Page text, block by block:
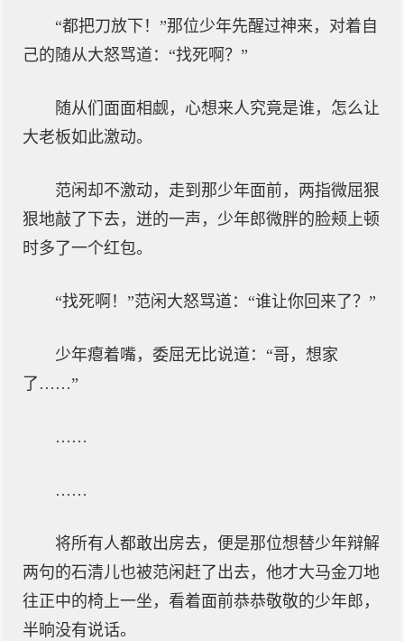
“都把刀放下！”那位少年先醒过神来，对着自
己的随从大怒骂道：“找死啊？”
随从们面面相觑，心想来人究竟是谁，怎么让
大老板如此激动。
范闲却不激动，走到那少年面前，两指微屈狠
狠地敲了下去，迸的一声，少年郎微胖的脸颊上顿
时多了一个红包。
“找死啊！”范闲大怒骂道：“谁让你回来了？”
少年瘪着嘴，委屈无比说道：“哥，想家
了……”
……
……
将所有人都敢出房去，便是那位想替少年辩解
两句的石清儿也被范闲赶了出去，他才大马金刀地
往正中的椅上一坐，看着面前恭恭敬敬的少年郎，
半晌没有说话。